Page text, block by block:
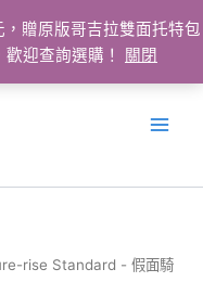
贈原版哥吉拉雙面托特包
迎查詢選購！
關閉
rise Standard - 假面騎